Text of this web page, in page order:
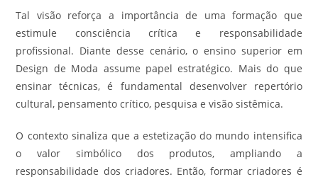
Tal visão reforça a importância de uma formação que
estimule consciência crítica e responsabilidade
profissional. Diante desse cenário, o ensino superior em
Design de Moda assume papel estratégico. Mais do que
ensinar técnicas, é fundamental desenvolver repertório
cultural, pensamento crítico, pesquisa e visão sistêmica.
O contexto sinaliza que a estetização do mundo intensifica
o valor simbólico dos produtos, ampliando a
responsabilidade dos criadores. Então, formar criadores é